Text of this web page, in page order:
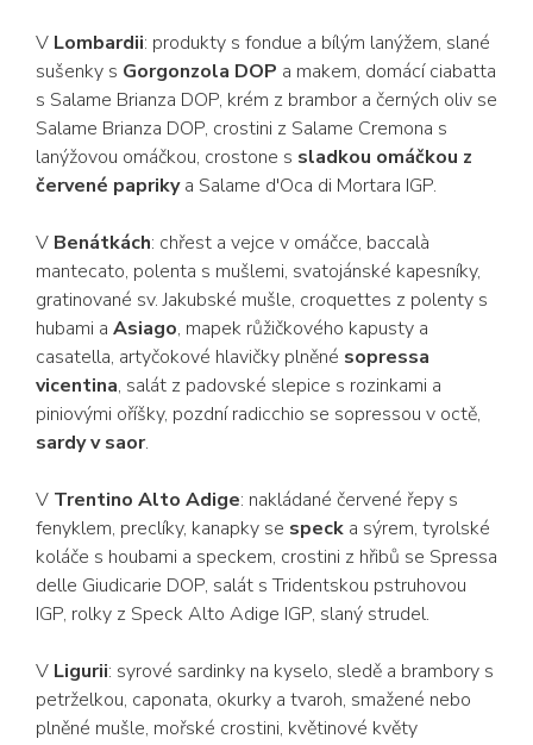
V Lombardii: produkty s fondue a bílým lanýžem, slané
sušenky s Gorgonzola DOP a makem, domácí ciabatta
s Salame Brianza DOP, krém z brambor a černých oliv se
Salame Brianza DOP, crostini z Salame Cremona s
lanýžovou omáčkou, crostone s sladkou omáčkou z
červené paprikya Salame d'Oca di Mortara IGP.
V Benátkách: chřest a vejce v omáčce, baccalà
mantecato, polenta s mušlemi, svatojánské kapesníky,
gratinované sv. Jakubské mušle, croquettes z polenty s
hubami a Asiago, mapek růžičkového kapusty a
casatella, artyčokové hlavičky plněné sopressa
vicentina, salát z padovské slepice s rozinkami a
piniovými oříšky, pozdní radicchio se sopressou v octě,
sardy v saor.
V Trentino Alto Adige: nakládané červené řepy s
fenyklem, preclíky, kanapky se speck a sýrem, tyrolské
koláče s houbami a speckem, crostini z hřibů se Spressa
delle Giudicarie DOP, salát s Tridentskou pstruhovou
IGP, rolky z Speck Alto Adige IGP, slaný strudel.
V Ligurii: syrové sardinky na kyselo, sledě a brambory s
petrželkou, caponata, okurky a tvaroh, smažené nebo
plněné mušle, mořské crostini, květinové květy